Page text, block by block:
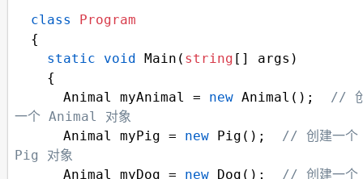
class
Program
  {
static
void Main ( string [] args )
{
Animal
myAnimal = new Animal (); //
一个 Animal 对象
Animal
myPig = new Pig (); // 创建一个
Pig 对象
Animal
myDog = new Dog (); // 创建一个